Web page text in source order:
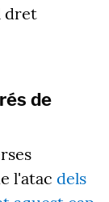
dret
de
l'atac dels